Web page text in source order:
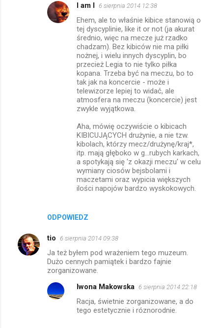
ODPOWIEDZ
I am I 6 sierpnia 2014 12:38
Ehem, ale to właśnie kibice stanowią o
tej dyscyplinie, like it or not (ja akurat
średnio, więc na mecze już rzadko
chadzam). Bez kibiców nie ma piłki
nożnej, i wielu innych dyscyplin, bo
przecież Legia to nie tylko piłka
kopana. Trzeba być na meczu, bo to
tak jak na koncercie - może i
telewizorze lepiej to widać, ale
atmosfera na meczu (koncercie) jest
zwykle wyjątkowa.
Aha, mówię oczywiście o kibicach
KIBICUJĄCYCH drużynie, a nie tzw.
kibolach, którzy mecz/drużynę/kraj*,
itp. mają głęboko w g...rubych karkach,
a spotykają się 'z okazji meczu' w celu
wymiany ciosów bejsbolami i
maczetami oraz wypicia większych
ilości napojów bardzo wyskokowych.
tio 6 sierpnia 2014 09:38
Ja też byłem pod wrażeniem tego muzeum.
Dużo cennych pamiątek i bardzo fajnie
zorganizowane.
Iwona Makowska 6 sierpnia 2014 22:18
Racja, świetnie zorganizowane, a do
tego estetycznie i róznorodnie.